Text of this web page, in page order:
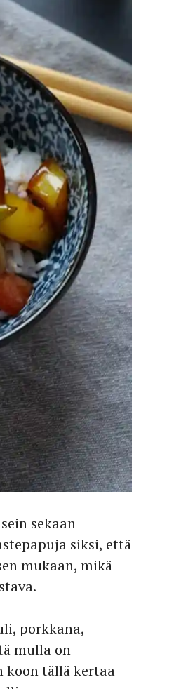
sekaan
siksi, että
mukaan, mikä
porkkana,
mulla on
koon tällä kertaa